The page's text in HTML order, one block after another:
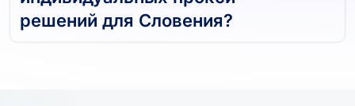
решений для Словения?